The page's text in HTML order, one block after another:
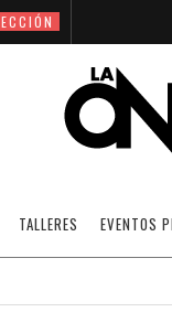
TALLERES EVENTOS
12/05/2015